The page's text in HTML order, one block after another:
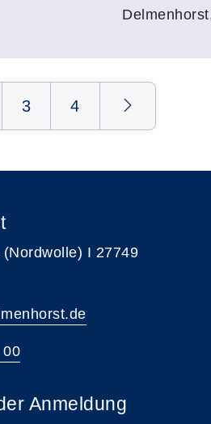
3 4
I 27749
00
Anmeldung